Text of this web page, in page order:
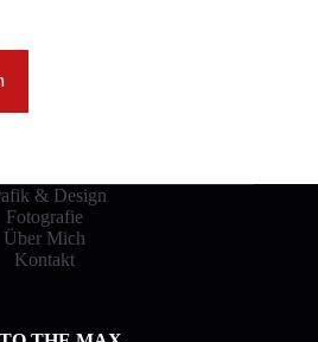
& Design
Fotografie
Über Mich
Kontakt